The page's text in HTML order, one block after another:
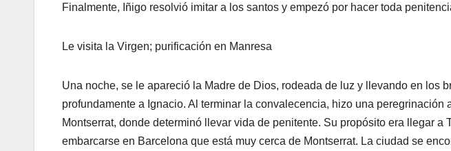
Finalmente, Iñigo resolvió imitar a los santos y empezó por hacer toda
Le visita la Virgen; purificación en Manresa
Una noche, se le apareció la Madre de Dios, rodeada de luz y llevando en los
profundamente a Ignacio. Al terminar la convalecencia, hizo una peregrinación
Montserrat, donde determinó llevar vida de penitente. Su propósito era llegar a
embarcarse en Barcelona que está muy cerca de Montserrat. La ciudad se